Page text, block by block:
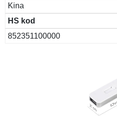
Kina
HS kod
852351100000